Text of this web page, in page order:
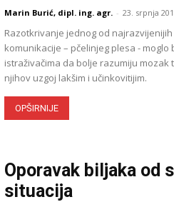
Marin Burić, dipl. ing. agr. - 23. srpnja
Razotkrivanje jednog od
komunikacije – pčelinjeg plesa - moglo
istraživačima da bolje razumiju mozak
njihov uzgoj lakšim i učinkovitijim.
OPŠIRNIJE
Oporavak biljaka od
situacija